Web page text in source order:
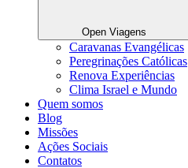
Open Viagens
Caravanas Evangélicas
Peregrinações Católicas
Renova Experiências
Clima Israel e Mundo
Quem somos
Blog
Missões
Ações Sociais
Contatos